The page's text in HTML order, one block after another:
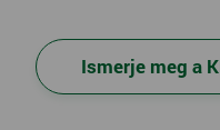
Ismerje meg a